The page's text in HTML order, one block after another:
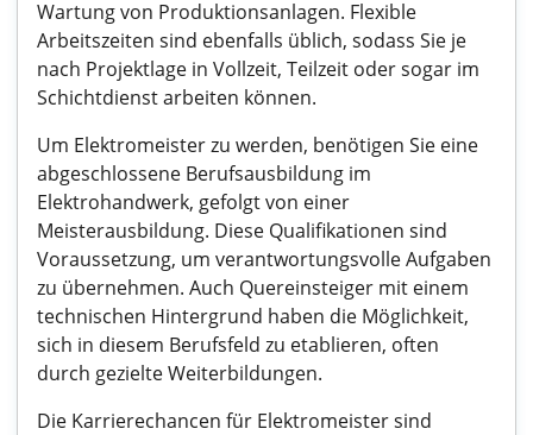
Wartung von Produktionsanlagen. Flexible
Arbeitszeiten sind ebenfalls üblich, sodass Sie je
nach Projektlage in Vollzeit, Teilzeit oder sogar im
Schichtdienst arbeiten können.
Um Elektromeister zu werden, benötigen Sie eine
abgeschlossene Berufsausbildung im
Elektrohandwerk, gefolgt von einer
Meisterausbildung. Diese Qualifikationen sind
Voraussetzung, um verantwortungsvolle Aufgaben
zu übernehmen. Auch Quereinsteiger mit einem
technischen Hintergrund haben die Möglichkeit,
sich in diesem Berufsfeld zu etablieren, often
durch gezielte Weiterbildungen.
Die Karrierechancen für Elektromeister sind